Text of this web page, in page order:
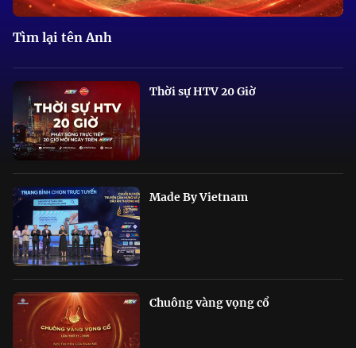
Tìm lại tên Anh
Thời sự HTV 20 Giờ
Made By Vietnam
Chuông vàng vọng cổ